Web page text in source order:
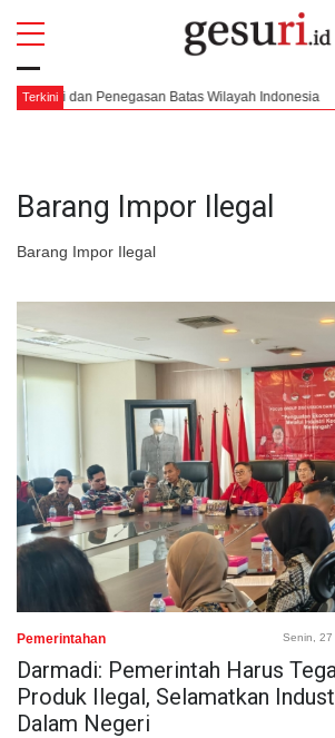
Terkini
Penegasan Batas Wilayah Indonesia
Barang Impor Ilegal
Barang Impor Ilegal
All
Pemerintahan Senin, 27
Darmadi: Pemerintah Harus
Produk Ilegal, Selamatkan
Dalam Negeri